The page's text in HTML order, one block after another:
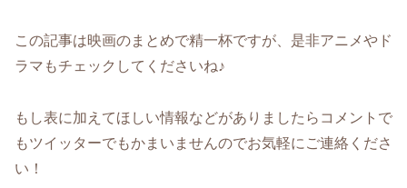
この記事は映画のまとめで精一杯ですが、是非アニメやド
ラマもチェックしてくださいね♪
もし表に加えてほしい情報などがありましたらコメントで
もツイッターでもかまいませんのでお気軽にご連絡くださ
い！